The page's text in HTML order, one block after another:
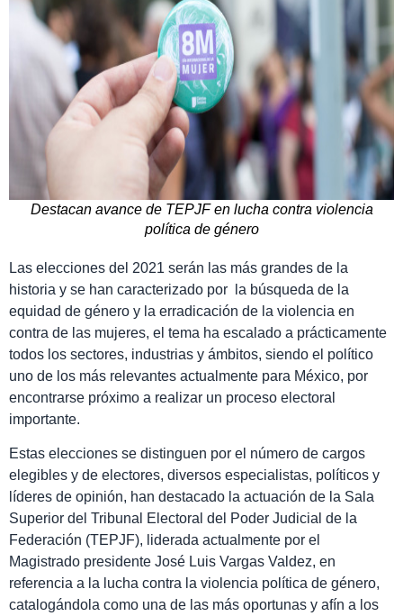
Destacan avance de TEPJF en lucha contra violencia
política de género
Las elecciones del 2021 serán las más grandes de la
historia y se han caracterizado por la búsqueda de la
equidad de género y la erradicación de la violencia en
contra de las mujeres, el tema ha escalado a prácticamente
todos los sectores, industrias y ámbitos, siendo el político
uno de los más relevantes actualmente para México, por
encontrarse próximo a realizar un proceso electoral
importante.
Estas elecciones se distinguen por el número de cargos
elegibles y de electores, diversos especialistas, políticos y
líderes de opinión, han destacado la actuación de la Sala
Superior del Tribunal Electoral del Poder Judicial de la
Federación (TEPJF), liderada actualmente por el
Magistrado presidente José Luis Vargas Valdez, en
referencia a la lucha contra la violencia política de género,
catalogándola como una de las más oportunas y afín a los